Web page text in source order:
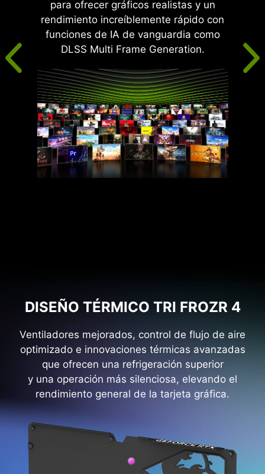
para ofrecer gráficos realistas y un
rendimiento increíblemente rápido con
funciones de IA de vanguardia como
DLSS Multi Frame Generation.
DISEÑO TÉRMICO TRI FROZR 4
Ventiladores mejorados, control de flujo de aire
optimizado e innovaciones térmicas avanzadas
que ofrecen una refrigeración superior
y una operación más silenciosa, elevando el
rendimiento general de la tarjeta gráfica.